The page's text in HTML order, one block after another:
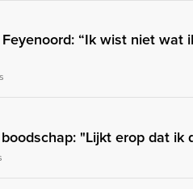
“Ik wist niet wat
"Lijkt erop dat ik